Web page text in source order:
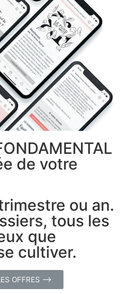
de votre
ou an.
tous les
que
cultiver.
OFFRES ⟶